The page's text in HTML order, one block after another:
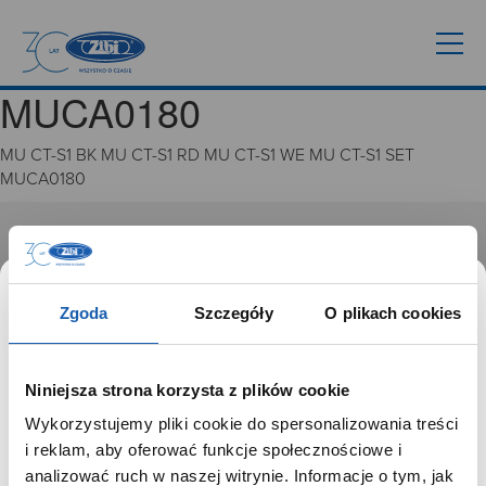
Zgoda Szczegóły O plikach cookies
Niniejsza strona korzysta z plików cookie
Wykorzystujemy pliki cookie do spersonalizowania treści
i reklam, aby oferować funkcje społecznościowe i
analizować ruch w naszej witrynie. Informacje o tym, jak
MUCA0180
MU CT-S1 BK MU CT-S1 RD MU CT-S1 WE MU CT-S1 SET
MUCA0180
GRUPA ZIBI
Misja, wizja i wartości Grupy Zibi
Ważne daty
Zgoda na ciasteczka
PRODUKTYSZANOWNY UŻYTKOWNIKU,
SZANOWNA UŻYTKOWNICZKO